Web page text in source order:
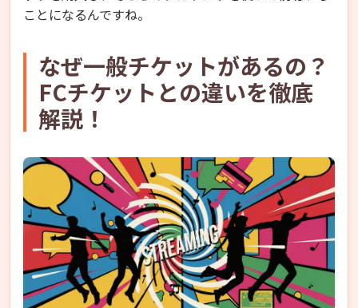
ことになるんですね。
なぜ一般チケットがあるの？
FCチケットとの違いを徹底
解説！